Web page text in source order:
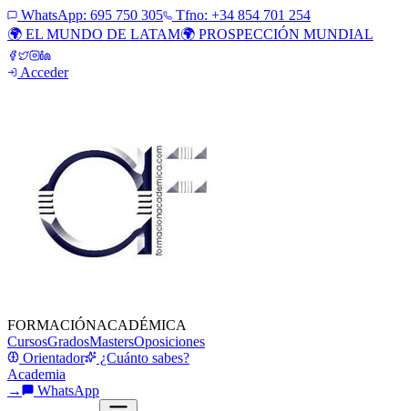
WhatsApp: 695 750 305
Tfno: +34 854 701 254
🌍 EL MUNDO DE LATAM🌍 PROSPECCIÓN MUNDIAL
Acceder
FORMACIÓNACADÉMICA
CursosGradosMastersOposiciones
Orientador
¿Cuánto sabes?
Academia
→
WhatsApp